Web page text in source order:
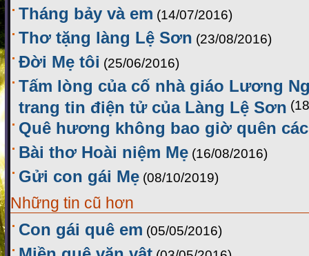
Tháng bảy và em (14/07/2016)
Thơ tặng làng Lệ Sơn (23/08/2016)
Đời Mẹ tôi (25/06/2016)
Tấm lòng của cố nhà giáo Lương
trang tin điện tử của Làng Lệ Sơn
Quê hương không bao giờ quên
Bài thơ Hoài niệm Mẹ (16/08/2016)
Gửi con gái Mẹ (08/10/2019)
Những tin cũ hơn
Con gái quê em (05/05/2016)